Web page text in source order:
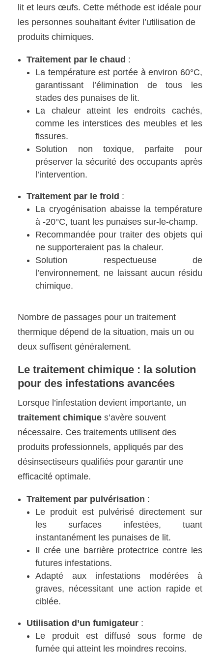
lit et leurs œufs. Cette méthode est idéale pour
les personnes souhaitant éviter l’utilisation de
produits chimiques.
Traitement par le chaud :
La température est portée à environ 60°C,
garantissant l’élimination de tous les
stades des punaises de lit.
La chaleur atteint les endroits cachés,
comme les interstices des meubles et les
fissures.
Solution non toxique, parfaite pour
préserver la sécurité des occupants après
l’intervention.
Traitement par le froid :
La cryogénisation abaisse la température
à -20°C, tuant les punaises sur-le-champ.
Recommandée pour traiter des objets qui
ne supporteraient pas la chaleur.
Solution respectueuse de
l’environnement, ne laissant aucun résidu
chimique.
Nombre de passages pour un traitement
thermique dépend de la situation, mais un ou
deux suffisent généralement.
Le traitement chimique : la solution
pour des infestations avancées
Lorsque l’infestation devient importante, un
traitement chimique s’avère souvent
nécessaire. Ces traitements utilisent des
produits professionnels, appliqués par des
désinsectiseurs qualifiés pour garantir une
efficacité optimale.
Traitement par pulvérisation :
Le produit est pulvérisé directement sur
les surfaces infestées, tuant
instantanément les punaises de lit.
Il crée une barrière protectrice contre les
futures infestations.
Adapté aux infestations modérées à
graves, nécessitant une action rapide et
ciblée.
Utilisation d’un fumigateur :
Le produit est diffusé sous forme de
fumée qui atteint les moindres recoins.